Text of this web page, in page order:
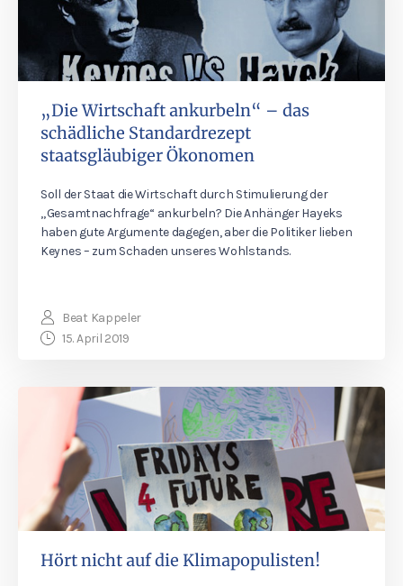
„Die Wirtschaft ankurbeln“ – das
schädliche Standardrezept
staatsgläubiger Ökonomen
Soll der Staat die Wirtschaft durch Stimulierung der
„Gesamtnachfrage“ ankurbeln? Die Anhänger Hayeks
haben gute Argumente dagegen, aber die Politiker lieben
Keynes – zum Schaden unseres Wohlstands.
Beat Kappeler
15. April 2019
Hört nicht auf die Klimapopulisten!